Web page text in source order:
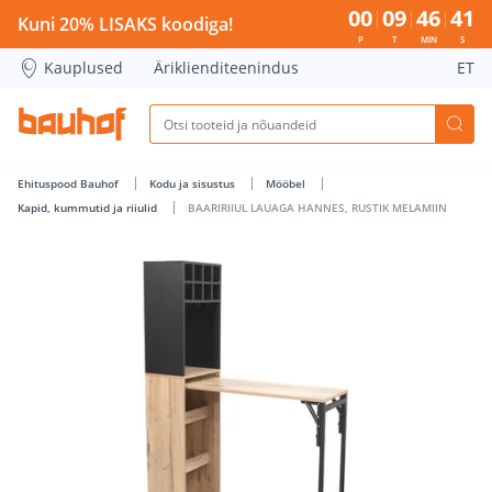
BAARIRIIUL LAUAGA HANNES, RUSTIK MELAMIIN - Bauhof
Kuni 20% LISAKS koodiga! 00
P
09
T
46
MIN
41
S
Kauplused Äriklienditeenindus ET
Ehituspood Bauhof Kodu ja sisustus
Mööbel
Kapid, kummutid ja riiulid
BAARIRIIUL LAUAGA HANNES, RUSTIK MELAMIIN